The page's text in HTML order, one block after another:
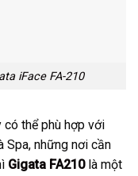
iFace FA-210
thể phù hợp với
Spa, những nơi cần
Gigata FA210là một